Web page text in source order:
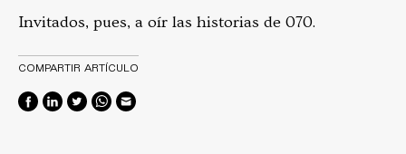
Invitados, pues, a oír las historias de 070.
COMPARTIR ARTÍCULO